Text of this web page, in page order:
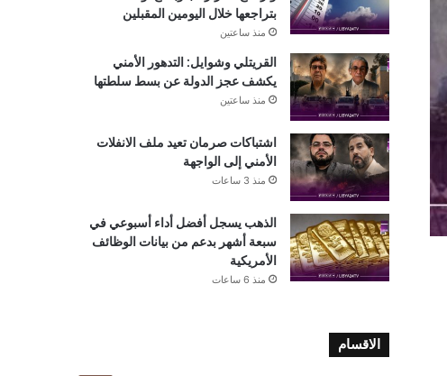
بتراجعها خلال اليومين المقبلين
منذ ساعتين
القريتلي وشوايل: التدهور الأمني
يكشف عجز الدولة عن بسط سلطتها
منذ ساعتين
اشتباكات صرمان تعيد ملف الانفلات
الأمني إلى الواجهة
منذ 3 ساعات
الذهب يسجل أفضل أداء أسبوعي في
سبعة أشهر بدعم من بيانات الوظائف
الأمريكية
منذ 6 ساعات
الاقسام